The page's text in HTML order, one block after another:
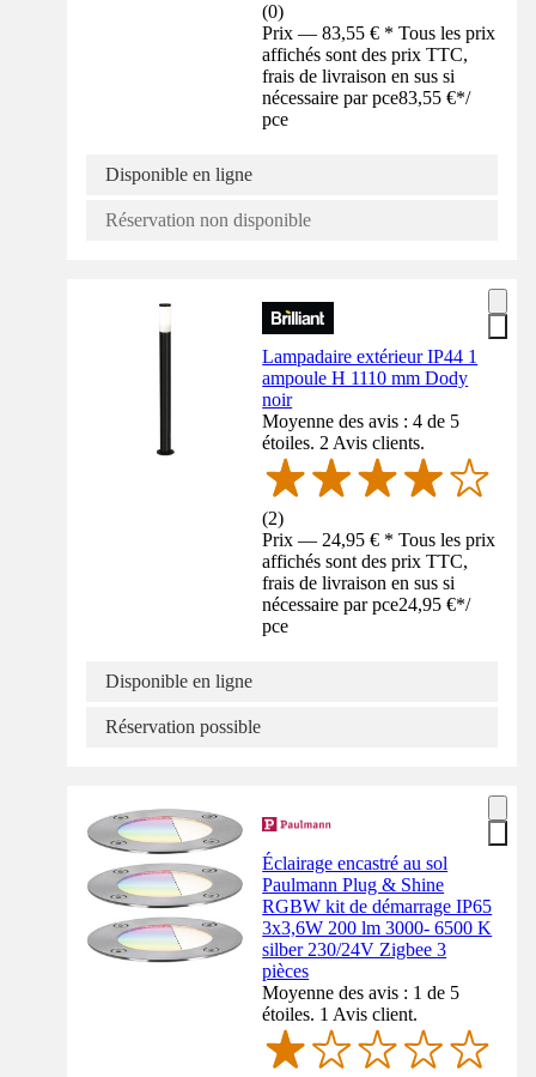
(0)
Prix — 83,55 € * Tous les prix
affichés sont des prix TTC,
frais de livraison en sus si
nécessaire par pce83,55 €*/
pce
Disponible en ligne
Réservation non disponible
Lampadaire extérieur IP44 1
ampoule H 1110 mm Dody
noir
Moyenne des avis : 4 de 5
étoiles. 2 Avis clients.
(2)
Prix — 24,95 € * Tous les prix
affichés sont des prix TTC,
frais de livraison en sus si
nécessaire par pce24,95 €*/
pce
Disponible en ligne
Réservation possible
Éclairage encastré au sol
Paulmann Plug & Shine
RGBW kit de démarrage IP65
3x3,6W 200 lm 3000- 6500 K
silber 230/24V Zigbee 3
pièces
Moyenne des avis : 1 de 5
étoiles. 1 Avis client.